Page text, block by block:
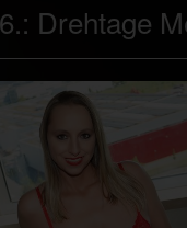
Drehtage